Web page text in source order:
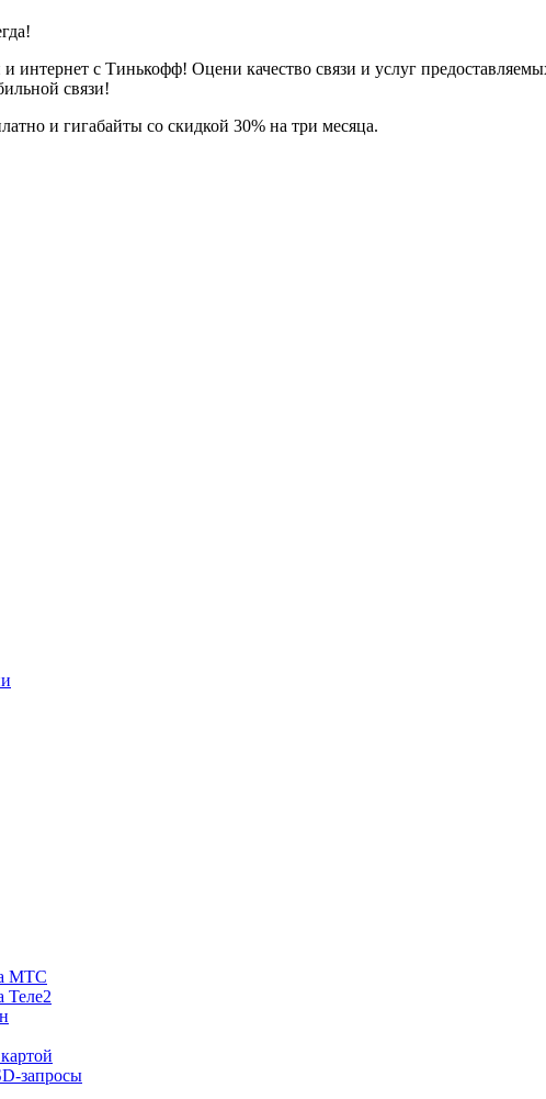
интернет с Тинькофф! Оцени качество связи и услуг
связи!
и гигабайты со скидкой 30% на три месяца.
МТС
Теле2
запросы